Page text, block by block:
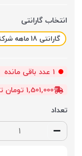
انتخاب گارانتی
گارانتی 18 ماهه شرکتی
1 عدد باقی مانده
1,501,000 تومان تا ارسال رایگان
تعداد